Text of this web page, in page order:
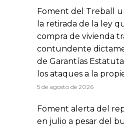
Foment del Treball
la retirada de la ley
compra de vivienda
contundente
de Garantías
los ataques a la
5 de agosto de 2026
Foment alerta del
en julio a pesar del